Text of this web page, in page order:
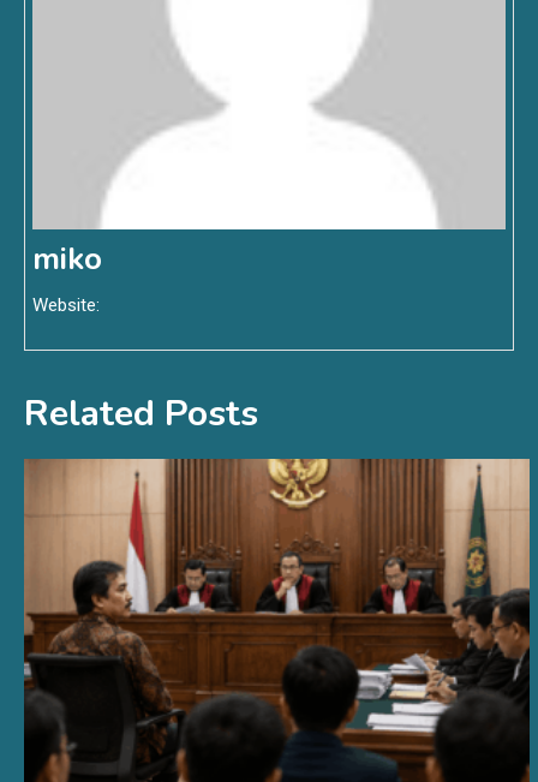
miko
Website:
Related Posts